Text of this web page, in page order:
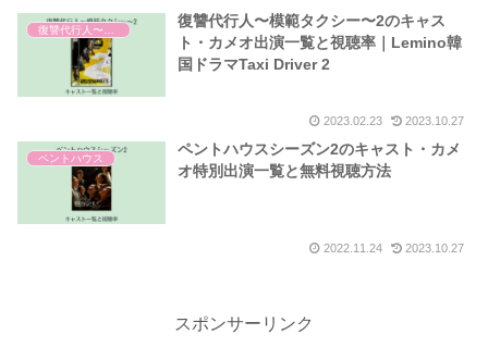
復讐代行人〜模範タクシー〜2のキャス
ト・カメオ出演一覧と視聴率｜Lemino韓
国ドラマTaxi Driver 2
2023.02.23 2023.10.27
ペントハウス
ペントハウスシーズン2のキャスト・カメ
オ特別出演一覧と無料視聴方法
2022.11.24 2023.10.27
スポンサーリンク